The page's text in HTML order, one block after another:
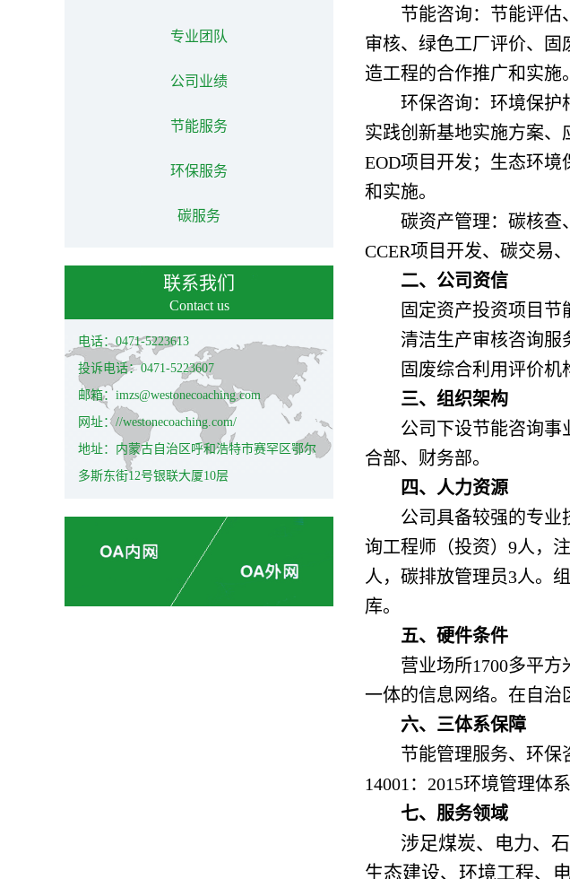
专业团队
公司业绩
节能服务
环保服务
碳服务
联系我们
Contact us
电话：0471-5223613
投诉电话：0471-5223607
邮箱：imzs@westonecoaching.com
网址：//westonecoaching.com/
地址：内蒙古自治区呼和浩特市赛罕区鄂尔
多斯东街12号银联大厦10层
节能咨询：节能评估
审核、绿色工厂评价、
造工程的合作推广和实施。
环保咨询：环境保护
实践创新基地实施方案、
EOD项目开发；生态环
和实施。
碳资产管理：碳核查
CCER项目开发、碳交易
二、公司资信
固定资产投资项目节
清洁生产审核咨询服
固废综合利用评价机
三、组织架构
公司下设节能咨询事
合部、财务部。
四、人力资源
公司具备较强的专业
询工程师（投资）9人，
人，碳排放管理员3人。
库。
五、硬件条件
营业场所1700多平
一体的信息网络。在自治
六、三体系保障
节能管理服务、环保
14001：2015环境管理体
七、服务领域
涉足煤炭、电力、
生态建设、环境工程、